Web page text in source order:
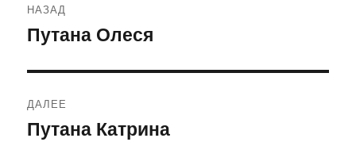
по
НАЗАД
Предыдущая
Путана Олеся
ДАЛЕЕ
Следующая
Путана Катрина